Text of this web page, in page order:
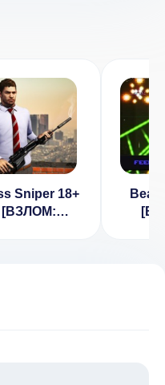
Sniper 18+
[ВЗЛОМ:
Beat